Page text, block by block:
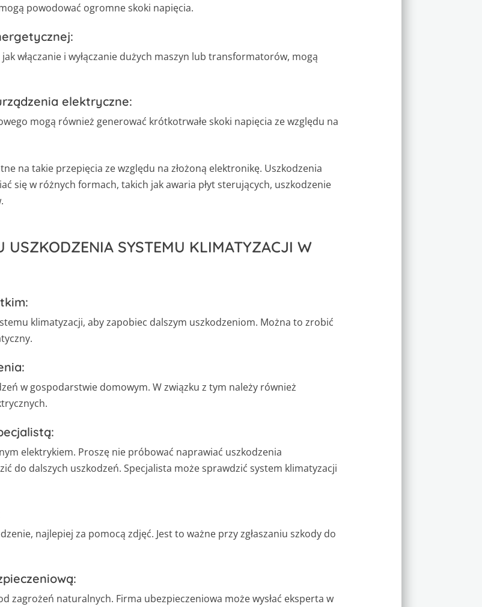
powodować ogromne skoki napięcia.
włączanie i wyłączanie dużych maszyn lub transformatorów, mogą
elektryczne:
mogą również generować krótkotrwałe skoki napięcia ze względu na
na takie przepięcia ze względu na złożoną elektronikę. Uszkodzenia
się w różnych formach, takich jak awaria płyt sterujących, uszkodzenie
USZKODZENIA SYSTEMU KLIMATYZACJI W
klimatyzacji, aby zapobiec dalszym uszkodzeniom. Można to zrobić
w gospodarstwie domowym. W związku z tym należy również
elektrykiem. Proszę nie próbować naprawiać uszkodzenia
do dalszych uszkodzeń. Specjalista może sprawdzić system klimatyzacji
najlepiej za pomocą zdjęć. Jest to ważne przy zgłaszaniu szkody do
zagrożeń naturalnych. Firma ubezpieczeniowa może wysłać eksperta w